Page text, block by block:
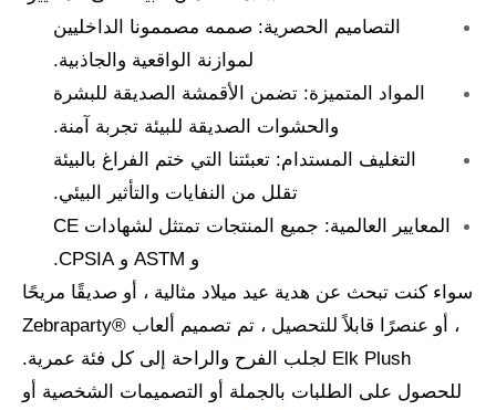
التصاميم الحصرية: صممه مصممونا الداخليين
لموازنة الواقعية والجاذبية.
المواد المتميزة: تضمن الأقمشة الصديقة للبشرة
والحشوات الصديقة للبيئة تجربة آمنة.
التغليف المستدام: تعبئتنا التي ختم الفراغ بالبيئة
تقلل من النفايات والتأثير البيئي.
المعايير العالمية: جميع المنتجات تمتثل لشهادات CE
و ASTM و CPSIA.
سواء كنت تبحث عن هدية عيد ميلاد مثالية ، أو صديقًا مريحًا
، أو عنصرًا قابلاً للتحصيل ، تم تصميم ألعاب Zebraparty®
Elk Plush لجلب الفرح والراحة إلى كل فئة عمرية.
للحصول على الطلبات بالجملة أو التصميمات الشخصية أو